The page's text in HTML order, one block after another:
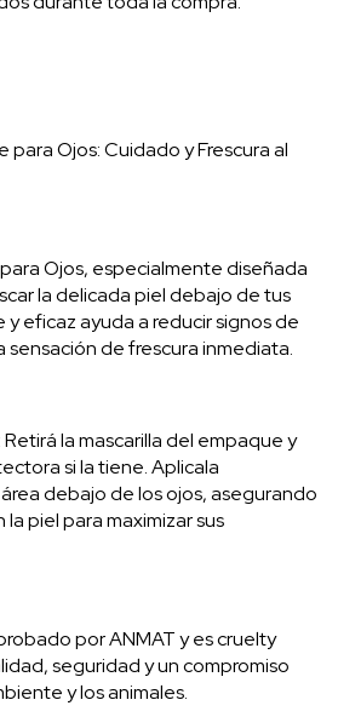
para Ojos: Cuidado y Frescura al
Ojos, especialmente diseñada
la delicada piel debajo de tus
y eficaz ayuda a reducir signos de
de frescura inmediata.
la mascarilla del empaque y
si la tiene. Aplicala
debajo de los ojos, asegurando
piel para maximizar sus
por ANMAT y es cruelty
seguridad y un compromiso
y los animales.